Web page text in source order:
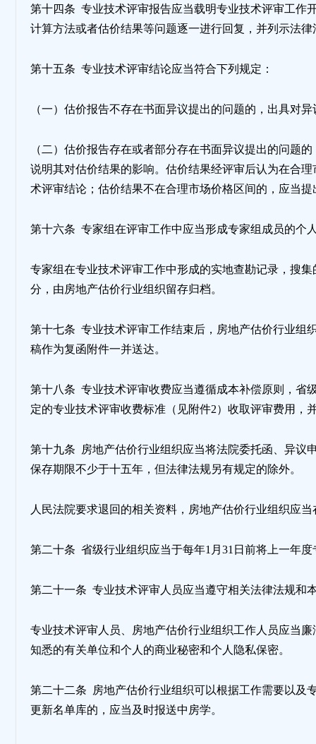
第十四条 专业技术评审报告应当载明专业技术评审工作
计算方法或者估价结果等问题逐一进行回复，并列示法
第十五条 专业技术评审结论应当符合下列规定：
（一）估价报告不存在书面异议提出的问题的，出具对
（二）估价报告存在或者部分存在书面异议提出的问题
说明其对估价结果的影响。估价结果经评审后认为在合
术评审结论；估价结果不在合理市场价格区间的，应当
第十六条 专家组在评审工作中应当形成专家组成员的个
专家组在专业技术评审工作中形成的实地查勘记录，搜
分，由房地产估价行业组织留存归档。
第十七条 专业技术评审工作结束后，房地产估价行业组
稿作为复函附件一并送达。
第十八条 专业技术评审收费应当遵循成本补偿原则，省
定的专业技术评审收费标准（见附件2）收取评审费用，
第十九条 房地产估价行业组织应当将法院委托函、异议
保存期限不少于十五年，但法律法规另有规定的除外。
人民法院要求退回的相关资料，房地产估价行业组织应
第二十条 省级行业组织应当于每年1月31日前将上一年
第二十一条 专业技术评审人员应当遵守相关法律法规和
专业技术评审人员、房地产估价行业组织工作人员应当
知悉的有关单位和个人的商业秘密和个人隐私保密。
第二十二条 房地产估价行业组织可以根据工作需要以及
更新名单库的，应当及时报送中房学。